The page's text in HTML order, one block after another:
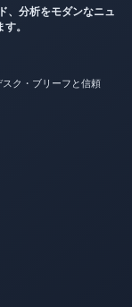
、分析をモダンなニュ
。
ク・ブリーフと信頼